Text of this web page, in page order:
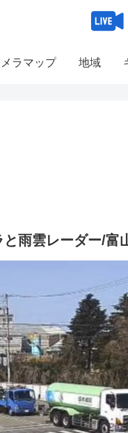
ラマップ 地域
雨雲レーダー/富